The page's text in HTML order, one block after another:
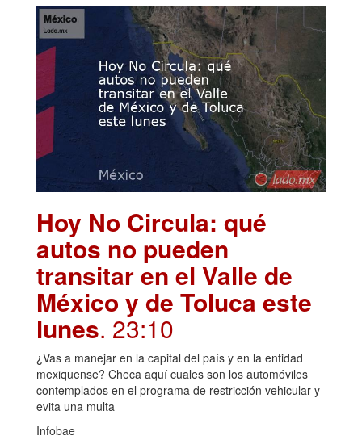
Hoy No Circula: qué
autos no pueden
transitar en el Valle de
México y de Toluca este
lunes. 23:10
¿Vas a manejar en la capital del país y en la entidad
mexiquense? Checa aquí cuales son los automóviles
contemplados en el programa de restricción vehicular y
evita una multa
Infobae